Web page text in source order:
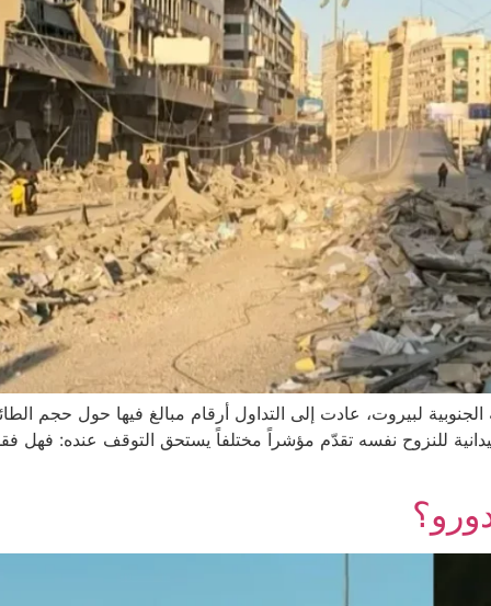
لبيروت، عادت إلى التداول أرقام مبالغ فيها حول حجم
للنزوح نفسه تقدّم مؤشراً مختلفاً يستحق التوقف عنده: فهل